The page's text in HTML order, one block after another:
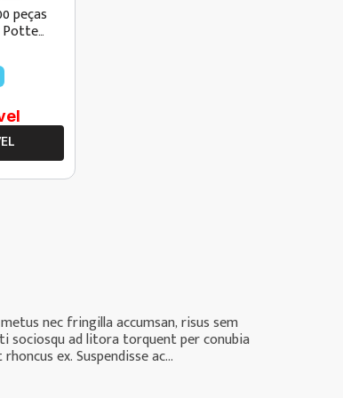
peças
Potter
nec fringilla accumsan, risus sem
sociosqu ad litora torquent per conubia
ex. Suspendisse ac...